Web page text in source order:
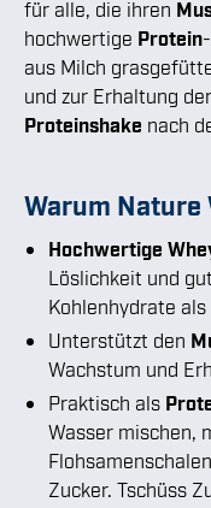
für alle, die ihren
hochwertige Protein
aus Milch
und zur Erhaltung
Proteinshake nach
Warum Nature
Hochwertige
Löslichkeit und
Kohlenhydrate
Unterstützt den
Wachstum und
Praktisch als
Wasser mischen,
Zucker. Tschüss